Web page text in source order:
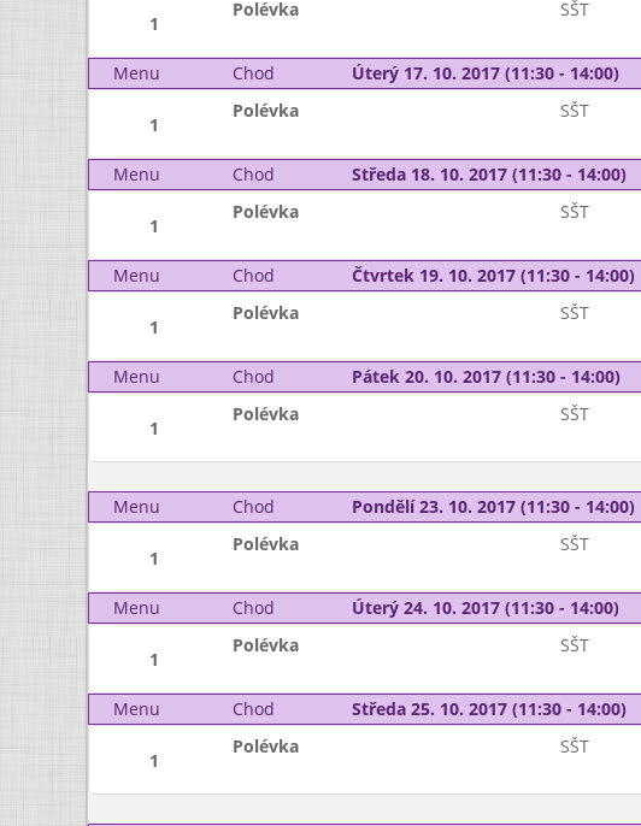
1
Polévka SŠT
Menu Chod Úterý 17. 10. 2017 (11:30 - 14:00)
1
Polévka SŠT
Menu Chod Středa 18. 10. 2017 (11:30 - 14:00)
1
Polévka SŠT
Menu Chod Čtvrtek 19. 10. 2017 (11:30 - 14:00)
1
Polévka SŠT
Menu Chod Pátek 20. 10. 2017 (11:30 - 14:00)
1
Polévka SŠT
Menu
Chod Pondělí 23. 10. 2017 (11:30 - 14:00)
1
Polévka SŠT
Menu Chod Úterý 24. 10. 2017 (11:30 - 14:00)
1
Polévka SŠT
Menu Chod Středa 25. 10. 2017 (11:30 - 14:00)
1
Polévka SŠT